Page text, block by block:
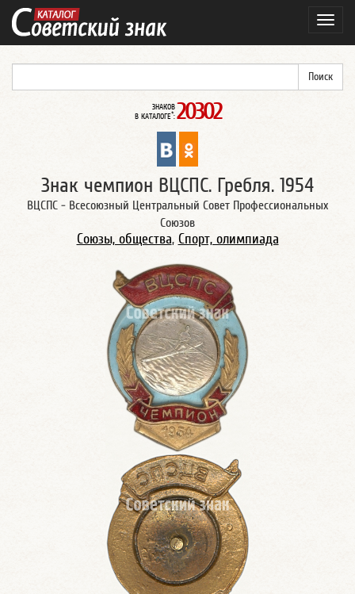
ЗНАКОВ
В КАТАЛОГЕ*: 20302
Знак чемпион ВЦСПС. Гребля. 1954
ВЦСПС - Всесоюзный Центральный Совет Профессиональных
Союзов
Союзы, общества, Спорт, олимпиада